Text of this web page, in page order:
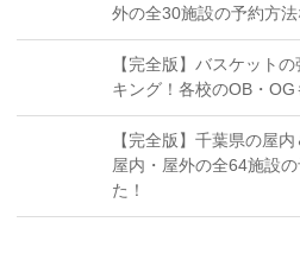
外の全30施設の予約方
【完全版】バスケット
キング！各校のOB・OG
【完全版】千葉県の屋
屋内・屋外の全64施設
た！